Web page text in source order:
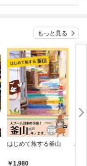
もっと見る
はじめて旅する釜山
1,980
ハ